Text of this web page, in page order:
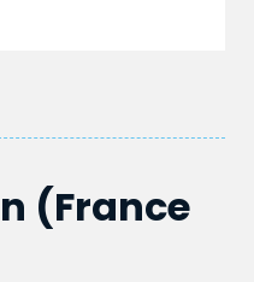
(France